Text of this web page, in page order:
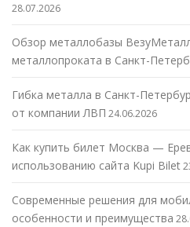
28.07.2026
Обзор металлобазы
металлопроката в Санкт-
Гибка металла в Санкт-
от компании ЛВП 24.06.2026
Как купить билет Москва —
использованию сайта Kupi Bilet
Современные решения для
особенности и преимущества